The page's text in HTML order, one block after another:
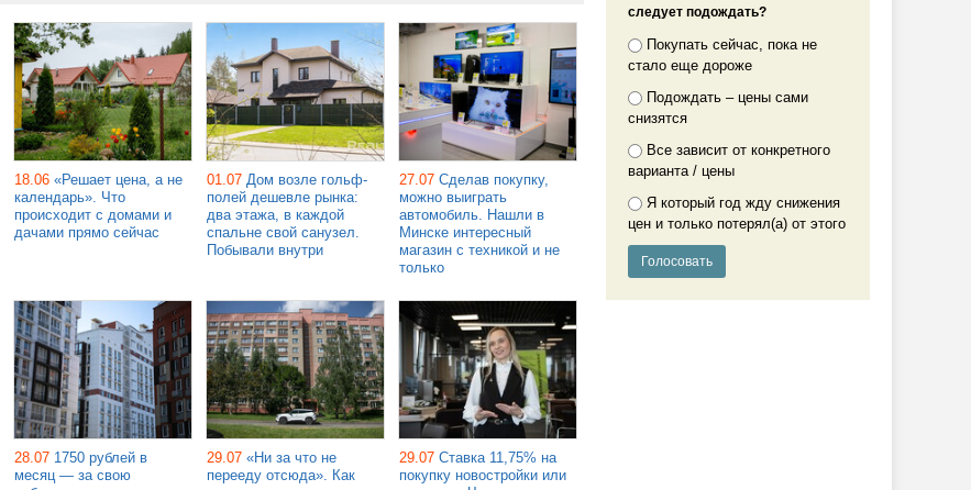
18.06 «Решает цена, а не
календарь». Что
происходит с домами и
дачами прямо сейчас
01.07 Дом возле гольф-
полей дешевле рынка:
два этажа, в каждой
спальне свой санузел.
Побывали внутри
27.07 Сделав покупку,
можно выиграть
автомобиль. Нашли в
Минске интересный
магазин с техникой и не
только
28.07 1750 рублей в
месяц — за свою
29.07 «Ни за что не
перееду отсюда». Как
29.07 Ставка 11,75% на
покупку новостройки или
следует подождать?
Покупать сейчас, пока не
стало еще дороже
Подождать – цены сами
снизятся
Все зависит от конкретного
варианта / цены
Я который год жду снижения
цен и только потерял(а) от этого